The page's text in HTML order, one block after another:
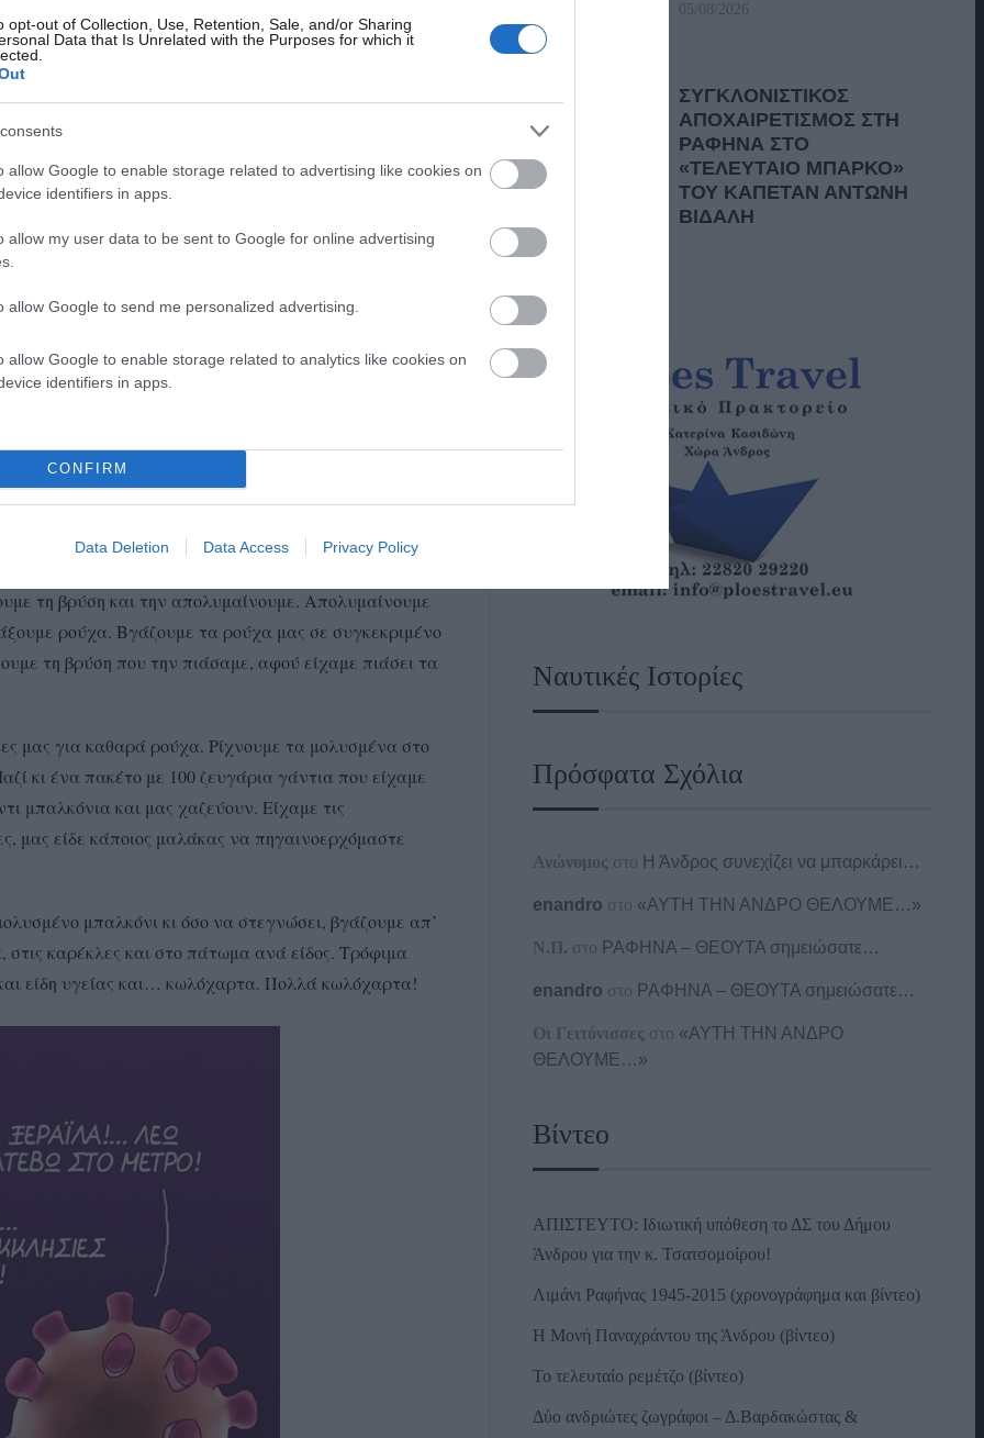
opt-out of Collection, Use, Retention, Sale, and/or Sharing
Data that Is Unrelated with the Purposes for which it
allow Google to enable storage related to advertising like cookies on
identifiers in apps.
allow my user data to be sent to Google for online advertising
allow Google to send me personalized advertising.
allow Google to enable storage related to analytics like cookies on
identifiers in apps.
CONFIRM
Data Deletion Data Access Privacy Policy
τη βρύση και την απολυμαίνουμε. Απολυμαίνουμε
ρούχα. Βγάζουμε τα ρούχα μας σε συγκεκριμένο
τη βρύση που την πιάσαμε, αφού είχαμε πιάσει τα
μας για καθαρά ρούχα. Ρίχνουμε τα μολυσμένα στο
κι ένα πακέτο με 100 ζευγάρια γάντια που είχαμε
μπαλκόνια και μας χαζεύουν. Είχαμε τις
μας είδε κάποιος μαλάκας να πηγαινοερχόμαστε
μπαλκόνι κι όσο να στεγνώσει, βγάζουμε απ’
καρέκλες και στο πάτωμα ανά είδος. Τρόφιμα
είδη υγείας και… κωλόχαρτα. Πολλά κωλόχαρτα!
05/08/2026
ΣΥΓΚΛΟΝΙΣΤΙΚΟΣ
ΑΠΟΧΑΙΡΕΤΙΣΜΟΣ ΣΤΗ
ΡΑΦΗΝΑ ΣΤΟ
«ΤΕΛΕΥΤΑΙΟ ΜΠΑΡΚΟ»
ΤΟΥ ΚΑΠΕΤΑΝ ΑΝΤΩΝΗ
ΒΙΔΑΛΗ
05/08/2026
Ναυτικές Ιστορίες
Πρόσφατα Σχόλια
Ανώνυμος στο Η Άνδρος συνεχίζει να μπαρκάρει…
enandro στο «ΑΥΤΗ ΤΗΝ ΑΝΔΡΟ ΘΕΛΟΥΜΕ…»
Ν.Π. στο ΡΑΦΗΝΑ – ΘΕΟΥΤΑ σημειώσατε…
enandro στο ΡΑΦΗΝΑ – ΘΕΟΥΤΑ σημειώσατε…
Οι Γειτόνισσες στο «ΑΥΤΗ ΤΗΝ ΑΝΔΡΟ
ΘΕΛΟΥΜΕ…»
Βίντεο
ΑΠΙΣΤΕΥΤΟ: Ιδιωτική υπόθεση το ΔΣ του Δήμου
Άνδρου για την κ. Τσατσομοίρου!
Λιμάνι Ραφήνας 1945-2015 (χρονογράφημα και βίντεο)
Η Μονή Παναχράντου της Άνδρου (βίντεο)
Το τελευταίο ρεμέτζο (βίντεο)
Δύο ανδριώτες ζωγράφοι – Δ.Βαρδακώστας &